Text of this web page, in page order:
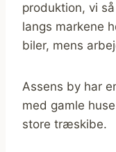
produktion, vi
langs markene
biler, mens
Assens by har
med gamle
store træskibe.